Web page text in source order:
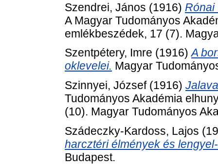
Szendrei, János (1916) Rónai
A Magyar Tudományos
emlékbeszédek, 17 (7).
Szentpétery, Imre (1916)A
oklevelei. Magyar
Szinnyei, József(1916)
Tudományos Akadémia
(10). Magyar Tudományos
Szádeczky-Kardoss, Lajos
harcztéri élmények és
Budapest.